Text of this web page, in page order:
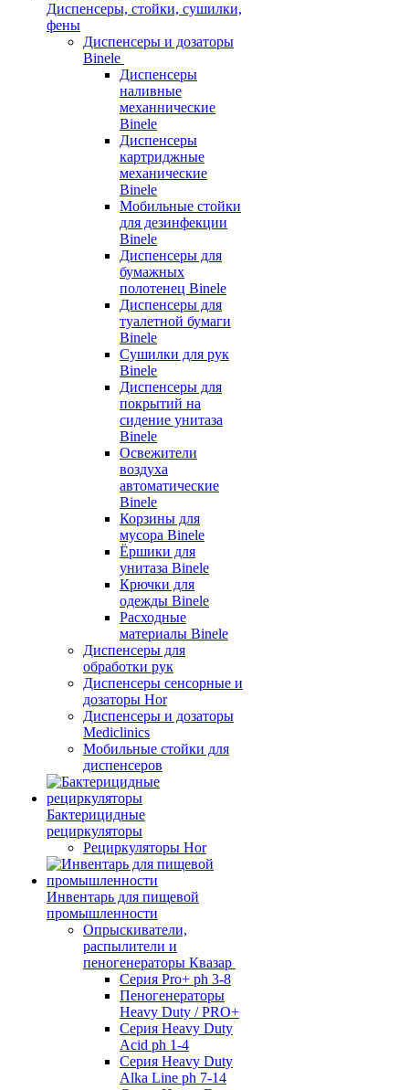
Диспенсеры, стойки, сушилки,
фены
Диспенсеры и дозаторы
Binele
Диспенсеры
наливные
механнические
Binele
Диспенсеры
картриджные
механические
Binele
Мобильные стойки
для дезинфекции
Binele
Диспенсеры для
бумажных
полотенец Binele
Диспенсеры для
туалетной бумаги
Binele
Сушилки для рук
Binele
Диспенсеры для
покрытий на
сидение унитаза
Binele
Освежители
воздуха
автоматические
Binele
Корзины для
мусора Binele
Ёршики для
унитаза Binele
Крючки для
одежды Binele
Расходные
материалы Binele
Диспенсеры для
обработки рук
Диспенсеры сенсорные и
дозаторы Hor
Диспенсеры и дозаторы
Mediclinics
Мобильные стойки для
диспенсеров
Бактерицидные
рециркуляторы
Рециркуляторы Hor
Инвентарь для пищевой
промышленности
Опрыскиватели,
распылители и
пеногенераторы Квазар
Серия Pro+ ph 3-8
Пеногенераторы
Heavy Duty / PRO+
Серия Heavy Duty
Acid ph 1-4
Серия Heavy Duty
Alka Line ph 7-14